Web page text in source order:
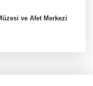
ve Afet Merkezi